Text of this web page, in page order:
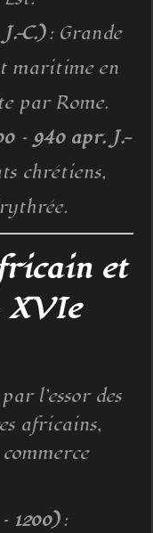
C.): Grande
maritime en
par Rome.
– 940 apr. J.-
chrétiens,
et
XVIe
l’essor des
africains,
1200):